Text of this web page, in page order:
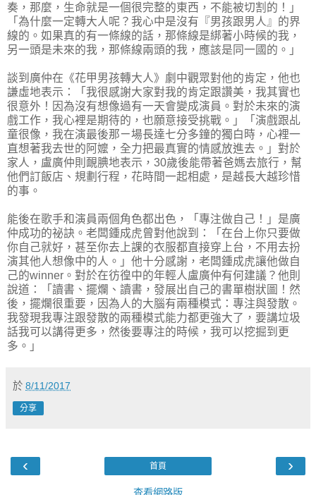
奏，那麼，生命就是一個很完整的東西，不能被切割的！」
「為什麼一定轉大人呢？我心中是沒有『男孩跟男人』的界
線的。如果真的有一條線的話，那條線是綁著小時候的我，
另一頭是未來的我，那條線兩頭的我，應該是同一國的。」
談到廣仲在《花甲男孩轉大人》劇中觀眾對他的肯定，他也
謙虛地表示：「我很感謝大家對我的肯定跟讚美，我其實也
很意外！因為沒有想像過有一天會變成演員。對於未來的演
戲工作，我心裡是期待的，也願意接受挑戰。」「演戲跟乩
童很像，我在演最後那ㄧ場長達七分多鐘的獨白時，心裡一
直想著我去世的阿嬤，全力把最真實的情感放進去。」對於
家人，盧廣仲則靦腆地表示，30歲後能帶著爸媽去旅行，幫
他們訂飯店、規劃行程，花時間一起相處，是越長大越珍惜
的事。
能後在歌手和演員兩個角色都出色，「專注做自己！」是廣
仲成功的祕訣。老闆鍾成虎曾對他說到：「在台上你只要做
你自己就好，甚至你去上課的衣服都直接穿上台，不用去扮
演其他人想像中的人。」他十分感謝，老闆鍾成虎讓他做自
己的winner。對於在彷徨中的年輕人盧廣仲有何建議？他則
說道：「讀書、擺爛、讀書，發展出自己的書單樹狀圖！然
後，擺爛很重要，因為人的大腦有兩種模式：專注與發散。
我發現我專注跟發散的兩種模式能力都更強大了，要講垃圾
話我可以講得更多，然後要專注的時候，我可以挖掘到更
多。」
於 8/11/2017
分享
‹ ›
首頁